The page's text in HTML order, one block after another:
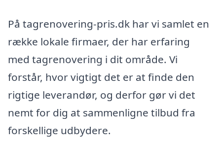
På tagrenovering-pris.dk har vi samlet en
række lokale firmaer, der har erfaring
med tagrenovering i dit område. Vi
forstår, hvor vigtigt det er at finde den
rigtige leverandør, og derfor gør vi det
nemt for dig at sammenligne tilbud fra
forskellige udbydere.